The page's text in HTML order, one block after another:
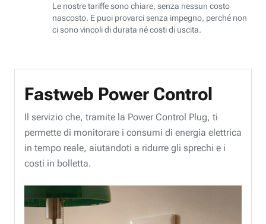
Le nostre tariffe sono chiare, senza nessun costo
nascosto. E puoi provarci senza impegno, perché non
ci sono vincoli di durata né costi di uscita.
Fastweb Power Control
Il servizio che, tramite la Power Control Plug, ti
permette di monitorare i consumi di energia elettrica
in tempo reale, aiutandoti a ridurre gli sprechi e i
costi in bolletta.